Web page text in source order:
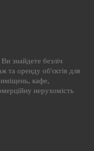
знайдете безліч
та оренду об'єктів для
кафе,
нерухомість